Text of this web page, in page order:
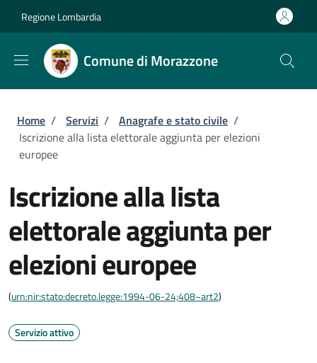
Regione Lombardia
Comune di Morazzone
Briciole di pane
Home / Servizi / Anagrafe e stato civile /
Iscrizione alla lista elettorale aggiunta per elezioni
europee
Iscrizione alla lista
elettorale aggiunta per
elezioni europee
(urn:nir:stato:decreto.legge:1994-06-24;408~art2)
Servizio attivo